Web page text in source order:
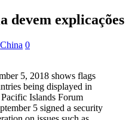
devem explicações
China 0
5, 2018 shows flags
being displayed in
Islands Forum
5 signed a security